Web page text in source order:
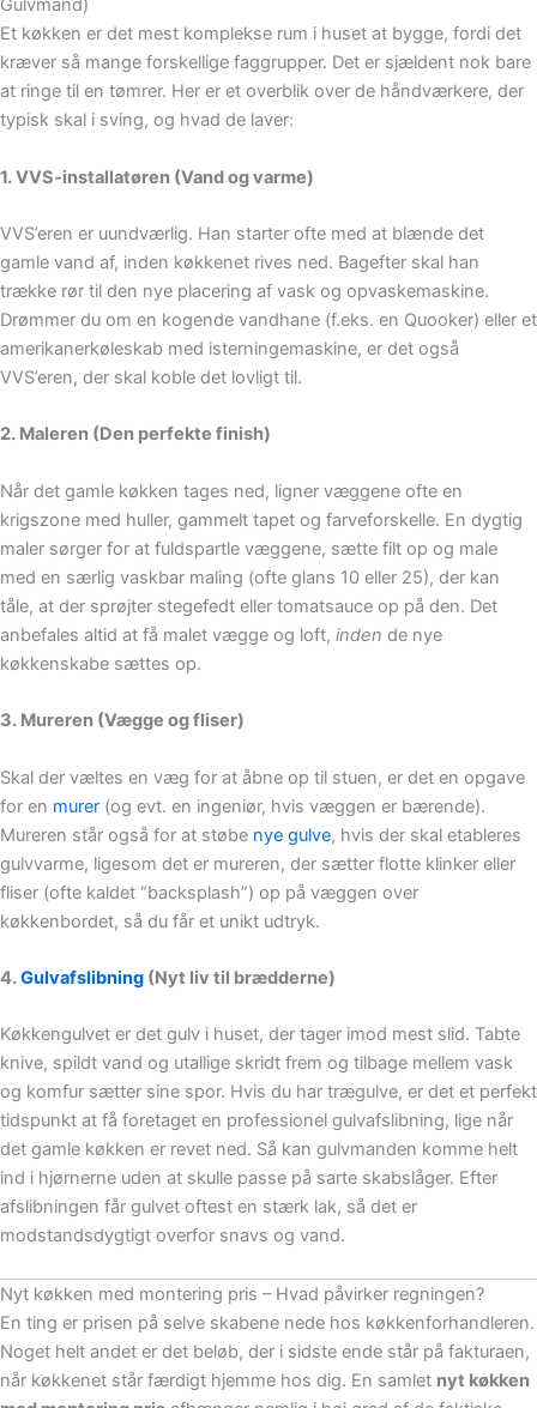
Gulvmand)
Et køkken er det mest komplekse rum i huset at bygge, fordi det
kræver så mange forskellige faggrupper. Det er sjældent nok bare
at ringe til en tømrer. Her er et overblik over de håndværkere, der
typisk skal i sving, og hvad de laver:
1. VVS-installatøren (Vand og varme)
VVS’eren er uundværlig. Han starter ofte med at blænde det
gamle vand af, inden køkkenet rives ned. Bagefter skal han
trække rør til den nye placering af vask og opvaskemaskine.
Drømmer du om en kogende vandhane (f.eks. en Quooker) eller et
amerikanerkøleskab med isterningemaskine, er det også
VVS’eren, der skal koble det lovligt til.
2. Maleren (Den perfekte finish)
Når det gamle køkken tages ned, ligner væggene ofte en
krigszone med huller, gammelt tapet og farveforskelle. En dygtig
maler sørger for at fuldspartle væggene, sætte filt op og male
med en særlig vaskbar maling (ofte glans 10 eller 25), der kan
tåle, at der sprøjter stegefedt eller tomatsauce op på den. Det
anbefales altid at få malet vægge og loft, inden de nye
køkkenskabe sættes op.
3. Mureren (Vægge og fliser)
Skal der væltes en væg for at åbne op til stuen, er det en opgave
for en murer (og evt. en ingeniør, hvis væggen er bærende).
Mureren står også for at støbe nye gulve, hvis der skal etableres
gulvvarme, ligesom det er mureren, der sætter flotte klinker eller
fliser (ofte kaldet “backsplash”) op på væggen over
køkkenbordet, så du får et unikt udtryk.
4.Gulvafslibning (Nyt liv til brædderne)
Køkkengulvet er det gulv i huset, der tager imod mest slid. Tabte
knive, spildt vand og utallige skridt frem og tilbage mellem vask
og komfur sætter sine spor. Hvis du har trægulve, er det et perfekt
tidspunkt at få foretaget en professionel gulvafslibning, lige når
det gamle køkken er revet ned. Så kan gulvmanden komme helt
ind i hjørnerne uden at skulle passe på sarte skabslåger. Efter
afslibningen får gulvet oftest en stærk lak, så det er
modstandsdygtigt overfor snavs og vand.
Nyt køkken med montering pris – Hvad påvirker regningen?
En ting er prisen på selve skabene nede hos køkkenforhandleren.
Noget helt andet er det beløb, der i sidste ende står på fakturaen,
når køkkenet står færdigt hjemme hos dig. En samlet nyt køkken